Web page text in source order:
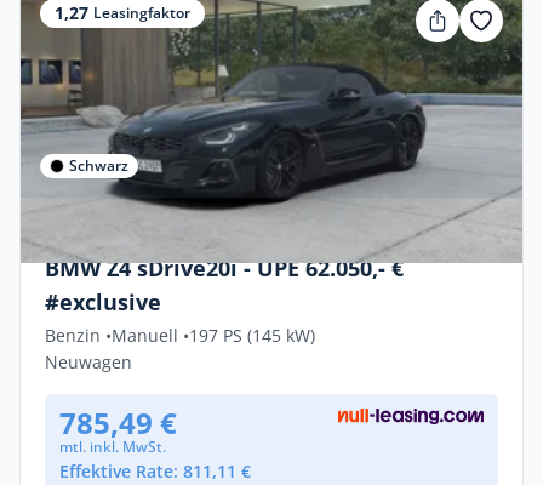
1,27 Leasingfaktor
Schwarz
Gewerbe & Privat
BMW Z4 sDrive20i - UPE 62.050,- €
#exclusive
Benzin •Manuell •197 PS (145 kW)
Neuwagen
785,49 €
mtl. inkl. MwSt.
Effektive Rate: 811,11 €